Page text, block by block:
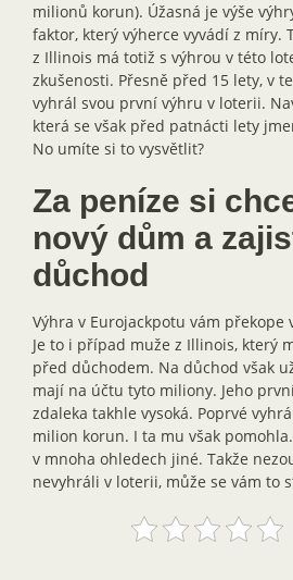
milionů korun). Úžasná je výše
faktor, který výherce vyvádí z míry.
z Illinois má totiž s výhrou v této
zkušenosti. Přesně před 15 lety, v
vyhrál svou první výhru v loterii.
která se však před patnácti lety
No umíte si to vysvětlit?
Za peníze si
nový dům a
důchod
Výhra v Eurojackpotu vám překope
Je to i případ muže z Illinois, který
před důchodem. Na důchod však
mají na účtu tyto miliony. Jeho
zdaleka takhle vysoká. Poprvé
milion korun. I ta mu však
v mnoha ohledech jiné. Takže
nevyhráli v loterii, může se vám to